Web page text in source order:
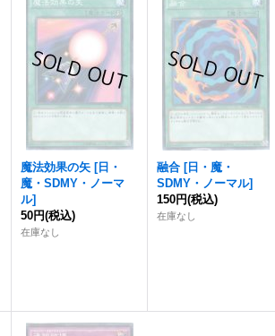
魔法効果の矢 [日・
魔・SDMY・ノーマ
ル]
50円(税込)
在庫なし
融合 [日・魔・
SDMY・ノーマル]
150円(税込)
在庫なし